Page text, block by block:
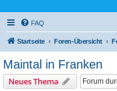
FAQ
Startseite Foren-Übersicht
Maintal in Franken
Neues Thema